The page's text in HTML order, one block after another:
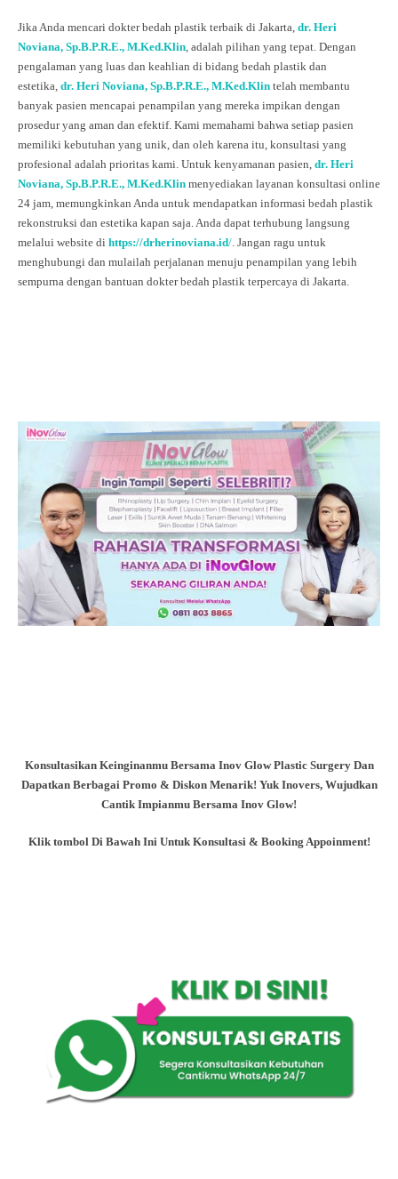
Jika Anda mencari dokter bedah plastik terbaik di Jakarta, dr. Heri
Noviana, Sp.B.P.R.E., M.Ked.Klin , adalah pilihan yang tepat. Dengan
pengalaman yang luas dan keahlian di bidang bedah plastik dan
estetika, dr. Heri Noviana, Sp.B.P.R.E., M.Ked.Klin telah membantu
banyak pasien mencapai penampilan yang mereka impikan dengan
prosedur yang aman dan efektif. Kami memahami bahwa setiap pasien
memiliki kebutuhan yang unik, dan oleh karena itu, konsultasi yang
profesional adalah prioritas kami. Untuk kenyamanan pasien, dr. Heri
Noviana, Sp.B.P.R.E., M.Ked.Klin menyediakan layanan konsultasi online
24 jam, memungkinkan Anda untuk mendapatkan informasi bedah plastik
rekonstruksi dan estetika kapan saja. Anda dapat terhubung langsung
melalui website di https://drherinoviana.id/ . Jangan ragu untuk
menghubungi dan mulailah perjalanan menuju penampilan yang lebih
sempurna dengan bantuan dokter bedah plastik terpercaya di Jakarta.
Konsultasikan Keinginanmu Bersama Inov Glow Plastic Surgery Dan
Dapatkan Berbagai Promo & Diskon Menarik! Yuk Inovers, Wujudkan
Cantik Impianmu Bersama Inov Glow!
Klik tombol Di Bawah Ini Untuk Konsultasi & Booking Appoinment!